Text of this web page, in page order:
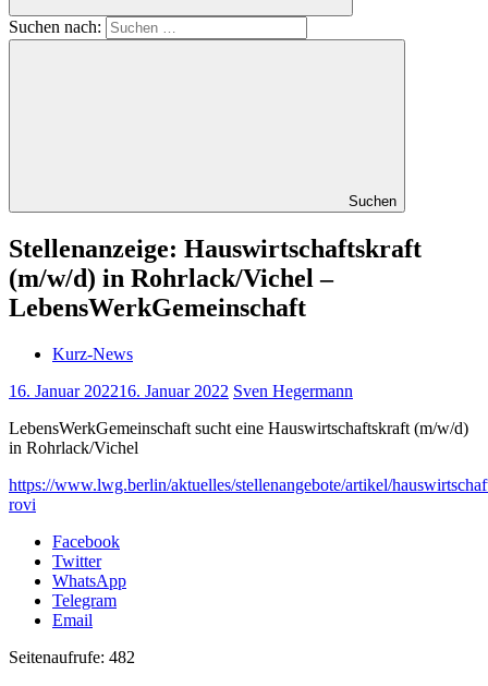
Suchen nach:
Suchen
Stellenanzeige: Hauswirtschaftskraft
(m/w/d) in Rohrlack/Vichel –
LebensWerkGemeinschaft
Kurz-News
16. Januar 202216. Januar 2022 Sven Hegermann
LebensWerkGemeinschaft sucht eine Hauswirtschaftskraft (m/w/d)
in Rohrlack/Vichel
https://www.lwg.berlin/aktuelles/stellenangebote/artikel/
rovi
Facebook
Twitter
WhatsApp
Telegram
Email
Seitenaufrufe: 482